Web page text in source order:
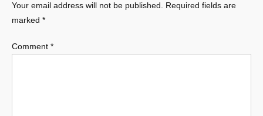
Your email address will not be published. Required fields are
marked *
Comment *